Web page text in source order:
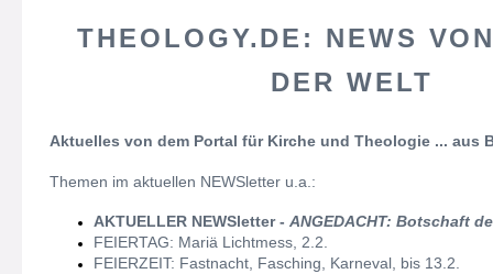
THEOLOGY.DE: NEWS
DER WELT
Aktuelles von dem Portal für Kirche und Theologie ... aus
Themen im aktuellen NEWSletter u.a.:
AKTUELLER NEWSletter - ANGEDACHT: Botschaft
FEIERTAG: Mariä Lichtmess, 2.2.
FEIERZEIT: Fastnacht, Fasching, Karneval, bis 13.2.